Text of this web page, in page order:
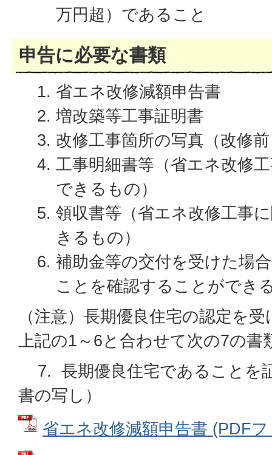
万円超）であること
申告に必要な書類
省エネ改修減額申告書
増改築等工事証明書
改修工事箇所の写真（改修
工事明細書等（省エネ改修
できるもの）
領収書等（省エネ改修工事
きるもの）
補助金等の交付を受けた場
ことを確認することができ
（注意）長期優良住宅の認定を
上記の1～6と合わせて次の7の書
7. 長期優良住宅であることを
書の写し）
省エネ改修減額申告書 (PDF